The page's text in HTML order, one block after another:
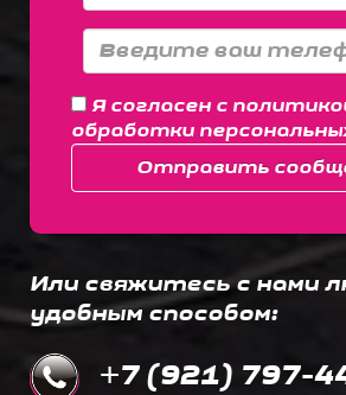
Я согласен с
обработки
Отправить
Или свяжитесь с нами
удобным способом:
+7 (921) 797-